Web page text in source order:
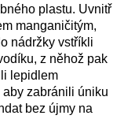
plastu. Uvnitř
manganičitým,
nádržky vstříkli
z něhož pak
lepidlem
zabránili úniku
bez újmy na